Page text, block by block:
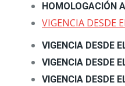
HOMOLOGACIÓN
VIGENCIA DESDE
VIGENCIA DESDE
VIGENCIA DESDE
VIGENCIA DESDE